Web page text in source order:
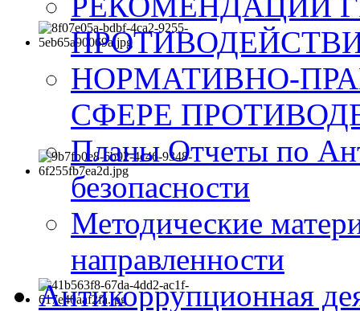
НОРМАТИВНО-
СФЕРЕ
Планы Отчеты по
безопасности
Методические
направленности
Антикоррупционная